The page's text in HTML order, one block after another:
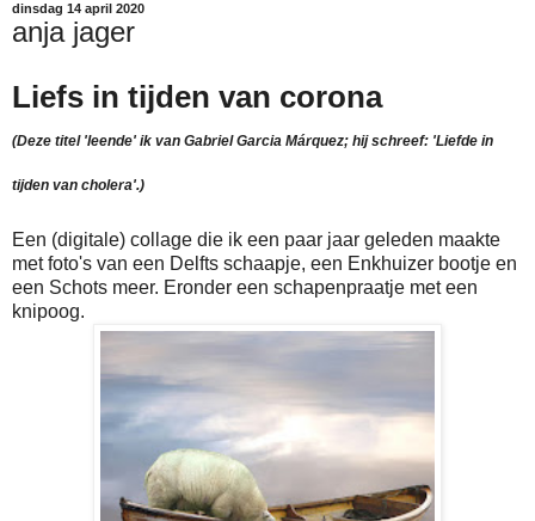
dinsdag 14 april 2020
anja jager
Liefs in tijden van corona
(Deze titel 'leende' ik van Gabriel Garcia Márquez; hij schreef: 'Liefde in
tijden van cholera'.)
Een (digitale) collage die ik een paar jaar geleden maakte
met foto's van een Delfts schaapje, een Enkhuizer bootje en
een Schots meer. Eronder een schapenpraatje met een
knipoog.